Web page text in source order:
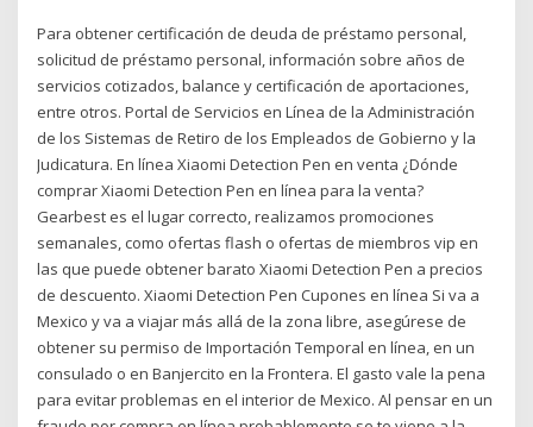
Para obtener certificación de deuda de préstamo personal,
solicitud de préstamo personal, información sobre años de
servicios cotizados, balance y certificación de aportaciones,
entre otros. Portal de Servicios en Línea de la Administración
de los Sistemas de Retiro de los Empleados de Gobierno y la
Judicatura. En línea Xiaomi Detection Pen en venta ¿Dónde
comprar Xiaomi Detection Pen en línea para la venta?
Gearbest es el lugar correcto, realizamos promociones
semanales, como ofertas flash o ofertas de miembros vip en
las que puede obtener barato Xiaomi Detection Pen a precios
de descuento. Xiaomi Detection Pen Cupones en línea Si va a
Mexico y va a viajar más allá de la zona libre, asegúrese de
obtener su permiso de Importación Temporal en línea, en un
consulado o en Banjercito en la Frontera. El gasto vale la pena
para evitar problemas en el interior de Mexico. Al pensar en un